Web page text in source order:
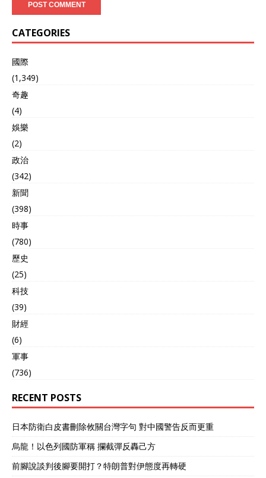
CATEGORIES
國際
(1,349)
奇趣
(4)
娛樂
(2)
政治
(342)
新聞
(398)
時事
(780)
歷史
(25)
科技
(39)
財經
(6)
軍事
(736)
RECENT POSTS
日本防衛白皮書刪除攸關台灣字句 對中國警告反而更重
烏龍！以色列國防軍稱 攔截彈反轟己方
前腳說談判後腳要開打？特朗普對伊態度再轉硬